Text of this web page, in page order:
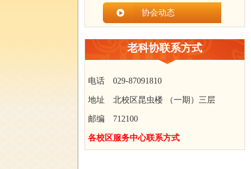
协会动态
老科协联系方式
电话 029-87091810
地址 北校区昆虫楼 （一期）三层
邮编 712100
各校区服务中心联系方式